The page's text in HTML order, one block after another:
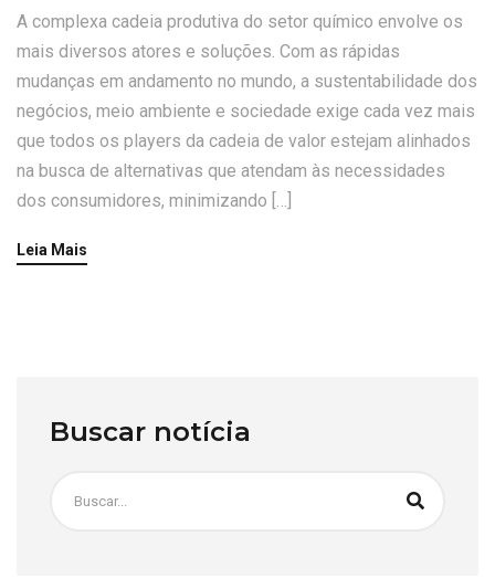
A complexa cadeia produtiva do setor químico envolve os
mais diversos atores e soluções. Com as rápidas
mudanças em andamento no mundo, a sustentabilidade dos
negócios, meio ambiente e sociedade exige cada vez mais
que todos os players da cadeia de valor estejam alinhados
na busca de alternativas que atendam às necessidades
dos consumidores, minimizando […]
Leia Mais
Buscar notícia